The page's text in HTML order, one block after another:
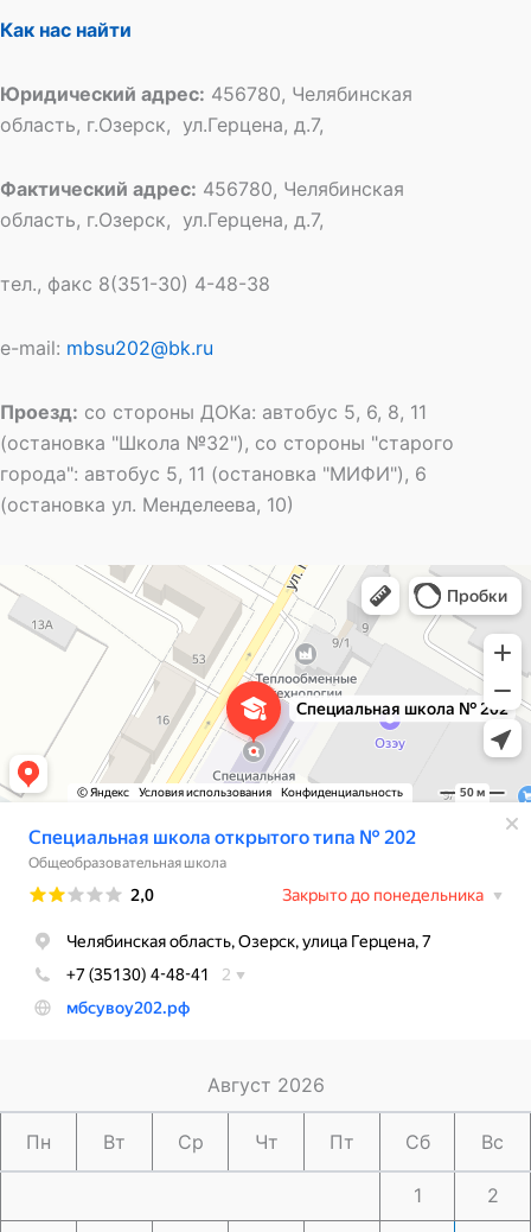
Как нас найти
Юридический адрес: 456780, Челябинская
область, г.Озерск, ул.Герцена, д.7,
Фактический адрес: 456780, Челябинская
область, г.Озерск, ул.Герцена, д.7,
тел., факс 8(351-30) 4-48-38
e-mail: mbsu202@bk.ru
Проезд: со стороны ДОКа: автобус 5, 6, 8, 11
(остановка "Школа №32"), со стороны "старого
города": автобус 5, 11 (остановка "МИФИ"), 6
(остановка ул. Менделеева, 10)
Специальная школа открытого типа № 202
Общеобразовательная школа в Озёрске
Август 2026
Пн Вт Ср Чт Пт Сб Вс
1 2